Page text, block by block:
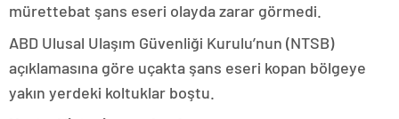
mürettebat şans eseri olayda zarar görmedi.
ABD Ulusal Ulaşım Güvenliği Kurulu’nun (NTSB)
açıklamasına göre uçakta şans eseri kopan bölgeye
yakın yerdeki koltuklar boştu.